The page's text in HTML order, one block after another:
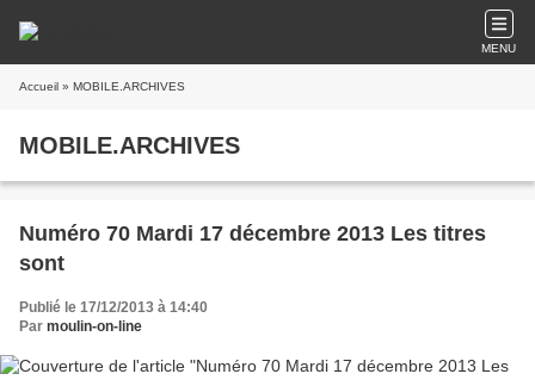
MENU
Accueil » MOBILE.ARCHIVES
MOBILE.ARCHIVES
Numéro 70 Mardi 17 décembre 2013 Les titres
sont
Publié le 17/12/2013 à 14:40
Par moulin-on-line